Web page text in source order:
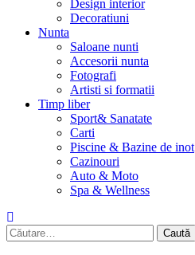
Design interior
Decoratiuni
Nunta
Saloane nunti
Accesorii nunta
Fotografi
Artisti si formatii
Timp liber
Sport& Sanatate
Carti
Piscine & Bazine de inot
Cazinouri
Auto & Moto
Spa & Wellness
Caută
după: